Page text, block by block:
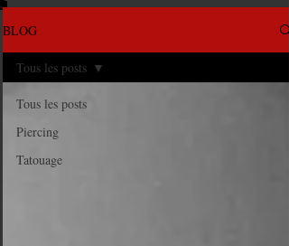
BLOG
Tous les posts
Piercing
Tatouage
Tous les posts